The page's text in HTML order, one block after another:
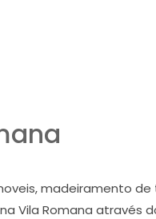
madeiramento
Vila Romana através